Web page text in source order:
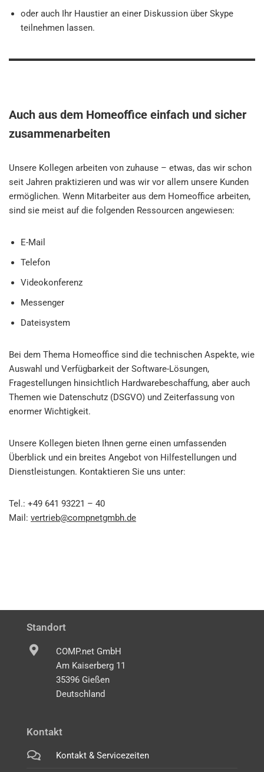
oder auch Ihr Haustier an einer Diskussion über Skype
teilnehmen lassen.
Auch aus dem Homeoffice einfach und sicher
zusammenarbeiten
Unsere Kollegen arbeiten von zuhause – etwas, das wir schon
seit Jahren praktizieren und was wir vor allem unsere Kunden
ermöglichen. Wenn Mitarbeiter aus dem Homeoffice arbeiten,
sind sie meist auf die folgenden Ressourcen angewiesen:
E-Mail
Telefon
Videokonferenz
Messenger
Dateisystem
Bei dem Thema Homeoffice sind die technischen Aspekte, wie
Auswahl und Verfügbarkeit der Software-Lösungen,
Fragestellungen hinsichtlich Hardwarebeschaffung, aber auch
Themen wie Datenschutz (DSGVO) und Zeiterfassung von
enormer Wichtigkeit.
Unsere Kollegen bieten Ihnen gerne einen umfassenden
Überblick und ein breites Angebot von Hilfestellungen und
Dienstleistungen. Kontaktieren Sie uns unter:
Tel.: +49 641 93221 – 40
Mail: vertrieb@compnetgmbh.de
Standort
COMP.net GmbH
Am Kaiserberg 11
35396 Gießen
Deutschland
Kontakt
Kontakt & Servicezeiten